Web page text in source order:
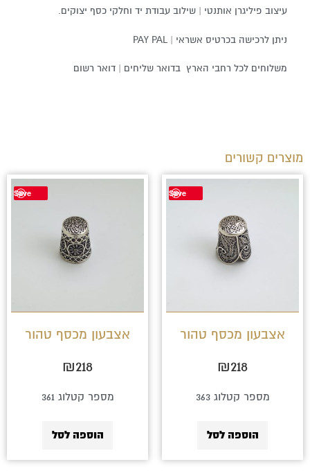
עיצוב פיליגרן אותנטי | שילוב עבודת יד וחלקי כסף יצוקים.
ניתן לרכישה בכרטיס אשראי | PAY PAL
משלוחים לכל רחבי הארץ בדואר שליחים | דואר רשום
מוצרים קשורים
Save
אצבעון מכסף טהור
₪218
מספר קטלוג 363
הוספה לסל
Save
אצבעון מכסף טהור
₪218
מספר קטלוג 361
הוספה לסל